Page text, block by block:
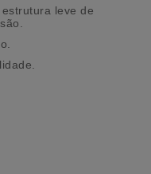
leve de